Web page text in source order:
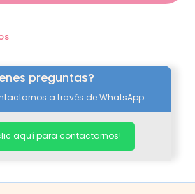
preguntas?
a través de WhatsApp:
aquí para contactarnos!